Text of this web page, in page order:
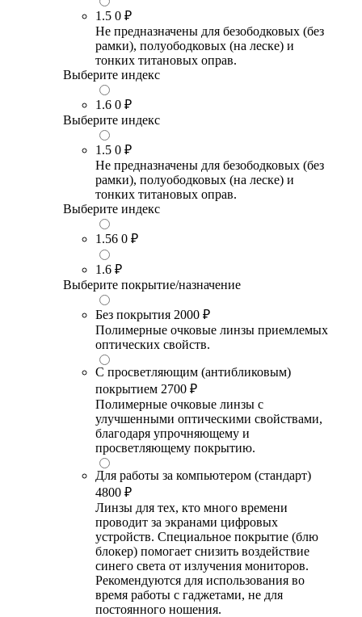
1.5 0 ₽
Не предназначены для безободковых (без
рамки), полуободковых (на леске) и
тонких титановых оправ.
Выберите индекс
1.6 0 ₽
Выберите индекс
1.5 0 ₽
Не предназначены для безободковых (без
рамки), полуободковых (на леске) и
тонких титановых оправ.
Выберите индекс
1.56 0 ₽
1.6 ₽
Выберите покрытие/назначение
Без покрытия 2000 ₽
Полимерные очковые линзы приемлемых
оптических свойств.
С просветляющим (антибликовым)
покрытием 2700 ₽
Полимерные очковые линзы с
улучшенными оптическими свойствами,
благодаря упрочняющему и
просветляющему покрытию.
Для работы за компьютером (стандарт)
4800 ₽
Линзы для тех, кто много времени
проводит за экранами цифровых
устройств. Специальное покрытие (блю
блокер) помогает снизить воздействие
синего света от излучения мониторов.
Рекомендуются для использования во
время работы с гаджетами, не для
постоянного ношения.